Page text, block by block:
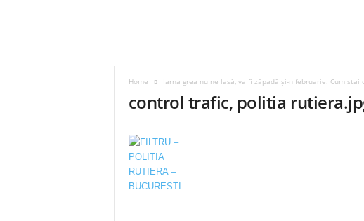
o
Home Iarna grea nu ne lasă, va fi zăpadă și-n februarie. Cum stai
control trafic, politia